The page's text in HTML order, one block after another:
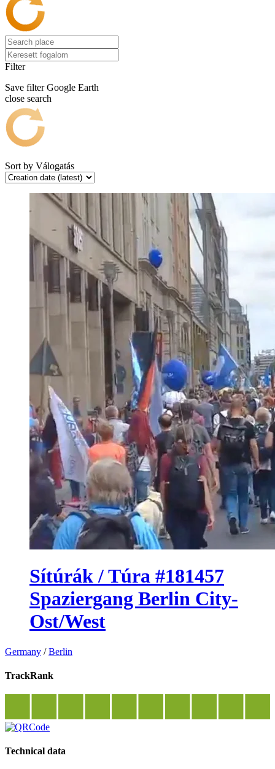
Filter
Save filter Google Earth
close search
Sort by Válogatás
Sítúrák / Túra #181457
Spaziergang Berlin City-
Ost/West
Germany /Berlin
TrackRank
Technical data